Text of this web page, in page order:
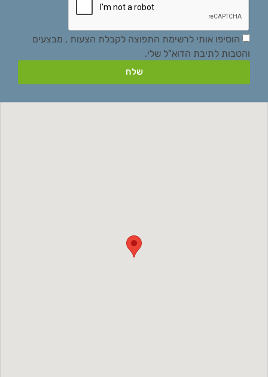
הוסיפו אותי לרשימת התפוצה לקבלת הצעות , מבצעים
והטבות לתיבת הדוא"ל שלי.
שלח